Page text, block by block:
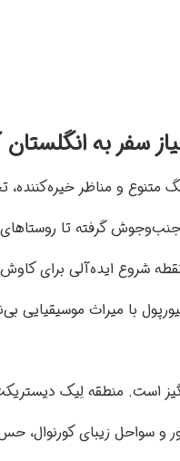
به انگلستان
متنوع و مناظر
گرفته تا
نقطه شروع ایده‌آلی برای
با میراث موسیقیایی
است. منطقه لِیک
زیبای کورنوال، حس